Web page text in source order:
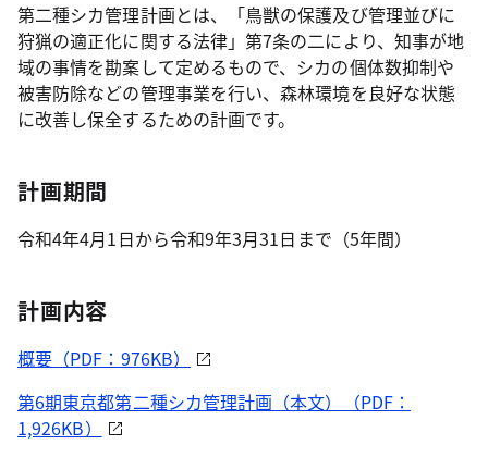
第二種シカ管理計画とは、「鳥獣の保護及び管理並びに
狩猟の適正化に関する法律」第7条の二により、知事が地
域の事情を勘案して定めるもので、シカの個体数抑制や
被害防除などの管理事業を行い、森林環境を良好な状態
に改善し保全するための計画です。
計画期間
令和4年4月1日から令和9年3月31日まで（5年間）
計画内容
概要（PDF：976KB）
第6期東京都第二種シカ管理計画（本文）（PDF：
1,926KB）